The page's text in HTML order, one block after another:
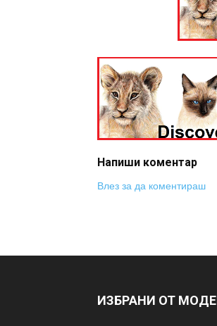
Напиши коментар
Влез за да коментираш
ИЗБРАНИ ОТ